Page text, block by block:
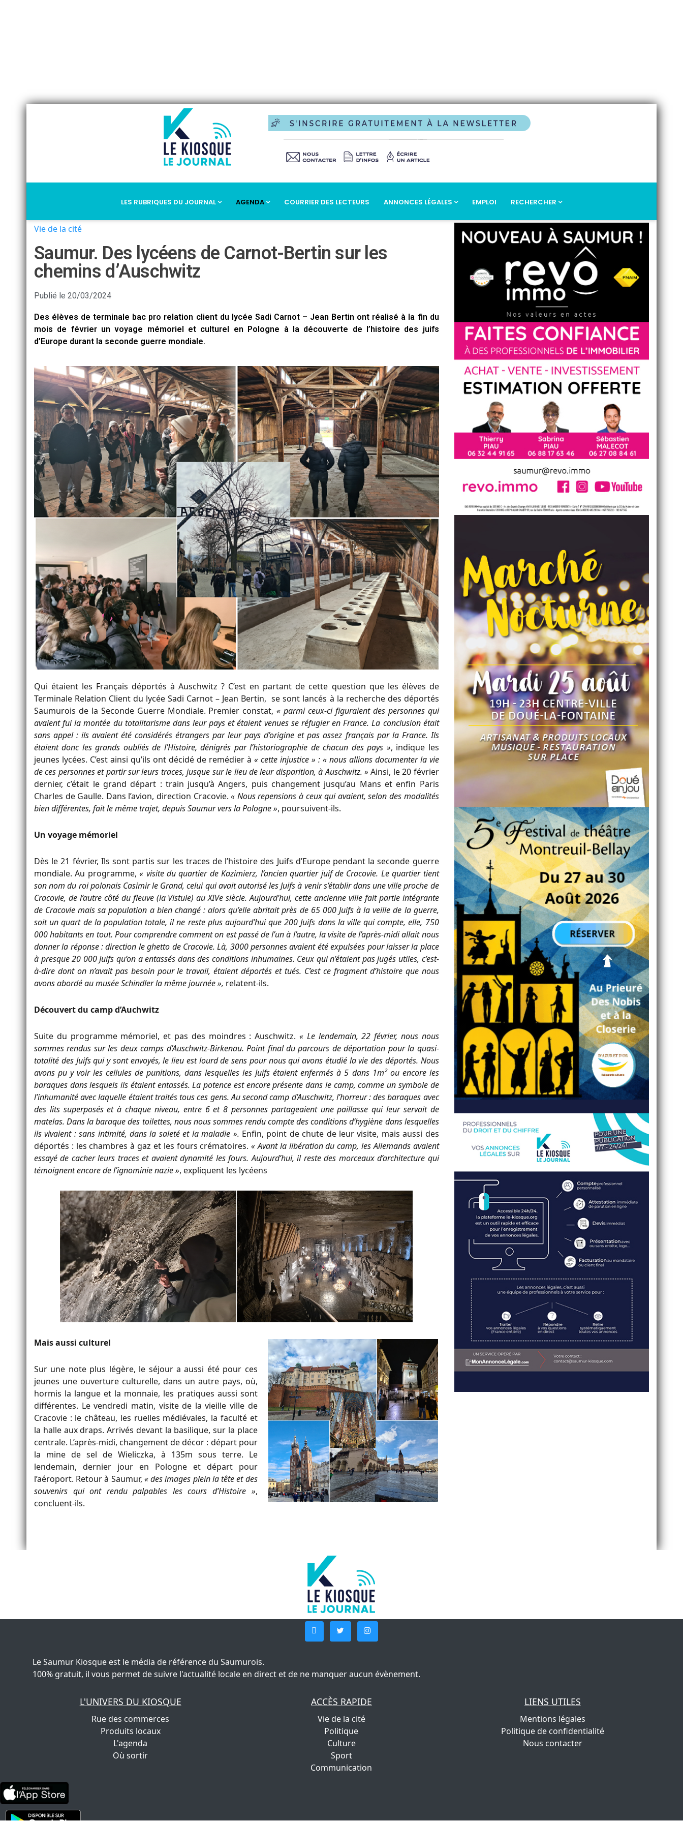
LES RUBRIQUES DU JOURNAL AGENDA COURRIER DES LECTEURS ANNONCES LÉGALES EMPLOI RECHERCHER
Vie de la cité
Saumur. Des lycéens de Carnot-Bertin sur les
chemins d’Auschwitz
Publié le 20/03/2024
Des élèves de terminale bac pro relation client du lycée Sadi Carnot – Jean Bertin ont réalisé à la fin du
mois de février un voyage mémoriel et culturel en Pologne à la découverte de l’histoire des juifs
d’Europe durant la seconde guerre mondiale.
Qui étaient les Français déportés à Auschwitz ? C’est en partant de cette question que les élèves de
Terminale Relation Client du lycée Sadi Carnot – Jean Bertin, se sont lancés à la recherche des déportés
Saumurois de la Seconde Guerre Mondiale. Premier constat,« parmi ceux-ci figuraient des personnes qui
avaient fui la montée du totalitarisme dans leur pays et étaient venues se réfugier en France. La conclusion était
sans appel : ils avaient été considérés étrangers par leur pays d’origine et pas assez français par la France. Ils
étaient donc les grands oubliés de l’Histoire, dénigrés par l’historiographie de chacun des pays », indique les
jeunes lycées. C’est ainsi qu’ils ont décidé de remédier à « cette injustice » : « nous allions documenter la vie
de ces personnes et partir sur leurs traces, jusque sur le lieu de leur disparition, à Auschwitz. » Ainsi, le 20 février
dernier, c’était le grand départ : train jusqu’à Angers, puis changement jusqu’au Mans et enfin Paris
Charles de Gaulle. Dans l’avion, direction Cracovie.« Nous repensions à ceux qui avaient, selon des modalités
bien différentes, fait le même trajet, depuis Saumur vers la Pologne », poursuivent-ils.
Un voyage mémoriel
Dès le 21 février, Ils sont partis sur les traces de l’histoire des Juifs d’Europe pendant la seconde guerre
mondiale. Au programme,« visite du quartier de Kazimierz, l’ancien quartier juif de Cracovie. Le quartier tient
son nom du roi polonais Casimir le Grand, celui qui avait autorisé les Juifs à venir s’établir dans une ville proche de
Cracovie, de l’autre côté du fleuve (la Vistule) au XIVe siècle. Aujourd’hui, cette ancienne ville fait partie intégrante
de Cracovie mais sa population a bien changé : alors qu’elle abritait près de 65 000 Juifs à la veille de la guerre,
soit un quart de la population totale, il ne reste plus aujourd’hui que 200 Juifs dans la ville qui compte, elle, 750
000 habitants en tout. Pour comprendre comment on est passé de l’un à l’autre, la visite de l’après-midi allait nous
donner la réponse : direction le ghetto de Cracovie. Là, 3000 personnes avaient été expulsées pour laisser la place
à presque 20 000 Juifs qu’on a entassés dans des conditions inhumaines. Ceux qui n’étaient pas jugés utiles, c’est-
à-dire dont on n’avait pas besoin pour le travail, étaient déportés et tués. C’est ce fragment d’histoire que nous
avons abordé au musée Schindler la même journée», relatent-ils.
Découvert du camp d’Auchwitz
Suite du programme mémoriel, et pas des moindres : Auschwitz. « Le lendemain, 22 février, nous nous
sommes rendus sur les deux camps d’Auschwitz-Birkenau. Point final du parcours de déportation pour la quasi-
totalité des Juifs qui y sont envoyés, le lieu est lourd de sens pour nous qui avons étudié la vie des déportés. Nous
avons pu y voir les cellules de punitions, dans lesquelles les Juifs étaient enfermés à 5 dans 1m² ou encore les
baraques dans lesquels ils étaient entassés. La potence est encore présente dans le camp, comme un symbole de
l’inhumanité avec laquelle étaient traités tous ces gens. Au second camp d’Auschwitz, l’horreur : des baraques avec
des lits superposés et à chaque niveau, entre 6 et 8 personnes partageaient une paillasse qui leur servait de
matelas. Dans la baraque des toilettes, nous nous sommes rendu compte des conditions d’hygiène dans lesquelles
ils vivaient : sans intimité, dans la saleté et la maladie ». Enfin, point de chute de leur visite, mais aussi des
déportés : les chambres à gaz et les fours crématoires.« Avant la libération du camp, les Allemands avaient
essayé de cacher leurs traces et avaient dynamité les fours. Aujourd’hui, il reste des morceaux d’architecture qui
témoignent encore de l’ignominie nazie », expliquent les lycéens
Mais aussi culturel
Sur une note plus légère, le séjour a aussi été pour ces
jeunes une ouverture culturelle, dans un autre pays, où,
hormis la langue et la monnaie, les pratiques aussi sont
différentes. Le vendredi matin, visite de la vieille ville de
Cracovie : le château, les ruelles médiévales, la faculté et
la halle aux draps. Arrivés devant la basilique, sur la place
centrale. L’après-midi, changement de décor : départ pour
la mine de sel de Wieliczka, à 135m sous terre. Le
lendemain, dernier jour en Pologne et départ pour
l’aéroport. Retour à Saumur, « des images plein la tête et des
souvenirs qui ont rendu palpables les cours d’Histoire »,
concluent-ils.
Le Saumur Kiosque est le média de référence du Saumurois.
100% gratuit, il vous permet de suivre l'actualité locale en direct et de ne manquer aucun évènement.
L'UNIVERS DU KIOSQUE
Rue des commerces
Produits locaux
L'agenda
Où sortir
ACCÈS RAPIDE
Vie de la cité
Politique
Culture
Sport
Communication
LIENS UTILES
Mentions légales
Politique de confidentialité
Nous contacter